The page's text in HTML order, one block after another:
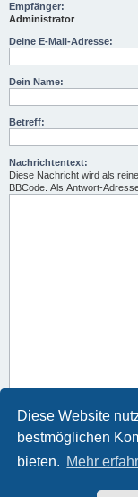
Diese Website
bestmöglichen
bieten. Mehr
Empfänger:
Administrator
Deine E-Mail-Adresse:
Dein Name:
Betreff:
Nachrichtentext:
Diese Nachricht wird als
BBCode. Als Antwort-